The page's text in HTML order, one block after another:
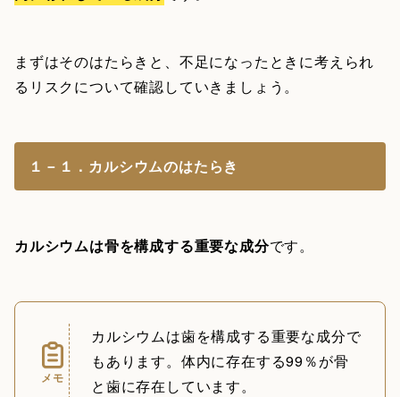
まずはそのはたらきと、不足になったときに考えられ
るリスクについて確認していきましょう。
１－１．カルシウムのはたらき
カルシウムは骨を構成する重要な成分です。
メモ
カルシウムは歯を構成する重要な成分で
もあります。体内に存在する99％が骨
と歯に存在しています。